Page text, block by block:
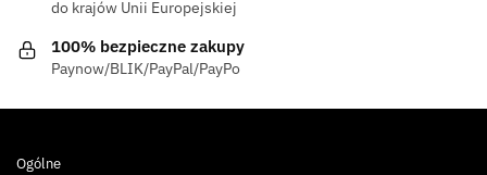
do krajów Unii Europejskiej
100% bezpieczne zakupy
Paynow/BLIK/PayPal/PayPo
Ogólne